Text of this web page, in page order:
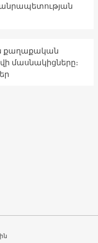
քաղաքական
մասնակիցները։